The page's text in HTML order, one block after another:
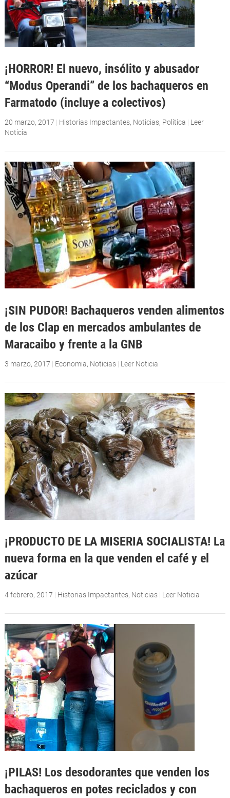
¡HORROR! El nuevo, insólito y abusador
“Modus Operandi” de los bachaqueros en
Farmatodo (incluye a colectivos)
20 marzo, 2017 | Historias Impactantes, Noticias, Política | Leer
Noticia
¡SIN PUDOR! Bachaqueros venden alimentos
de los Clap en mercados ambulantes de
Maracaibo y frente a la GNB
3 marzo, 2017 | Economia, Noticias | Leer Noticia
¡PRODUCTO DE LA MISERIA SOCIALISTA! La
nueva forma en la que venden el café y el
azúcar
4 febrero, 2017 | Historias Impactantes, Noticias | Leer Noticia
¡PILAS! Los desodorantes que venden los
bachaqueros en potes reciclados y con